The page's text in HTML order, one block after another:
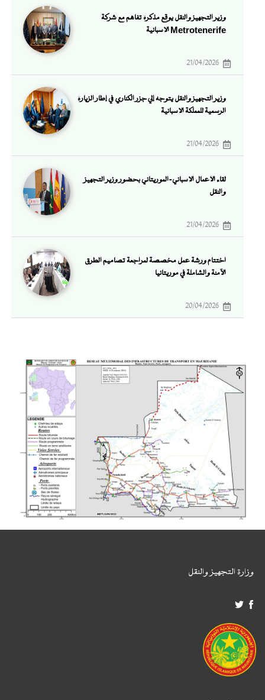
وزير التجهيز والنقل يوقع مذكرة تفاهم مع شركة
Metrotenerife الإسبانية
21/04/2026
وزير التجهيز والنقل يتوجه إلي جزر الكناري في إطار الزيارة
الرسمية للمملكة الإسبانية
21/04/2026
لقاء الأعمال الإسباني-الموريتاني بحضور وزير التجهيز
والنقل
21/04/2026
اختتام ورشة عمل مخصصة لمراجعة تصاميم الطرق
الآمنة والشاملة في موريتانيا
20/04/2026
وزارة التجهيز والنقل